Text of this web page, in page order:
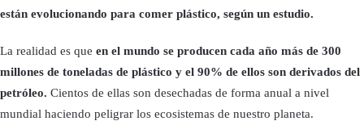
están evolucionando para comer plástico, según un estudio.
La realidad es que en el mundo se producen cada año más de 300
millones de toneladas de plástico y el 90% de ellos son derivados del
petróleo. Cientos de ellas son desechadas de forma anual a nivel
mundial haciendo peligrar los ecosistemas de nuestro planeta.